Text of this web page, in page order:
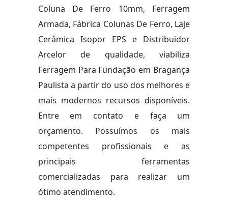
Coluna De Ferro 10mm, Ferragem
Armada, Fábrica Colunas De Ferro, Laje
Cerâmica Isopor EPS e Distribuidor
Arcelor de qualidade, viabiliza
Ferragem Para Fundação em Bragança
Paulista a partir do uso dos melhores e
mais modernos recursos disponíveis.
Entre em contato e faça um
orçamento. Possuímos os mais
competentes profissionais e as
principais ferramentas
comercializadas para realizar um
ótimo atendimento.